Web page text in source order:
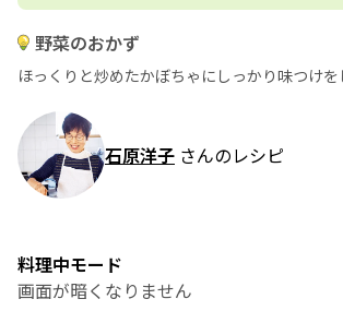
野菜のおかず
ほっくりと炒めたかぼちゃにしっかり味つけを
石原洋子 さんのレシピ
料理中モード
画面が暗くなりません